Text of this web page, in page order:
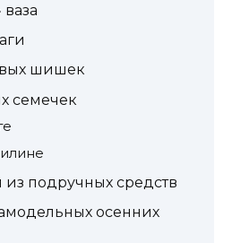
шишек
семечек
подручных средств
осенних